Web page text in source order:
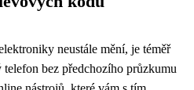
neustále mění, je téměř
bez předchozího průzkumu